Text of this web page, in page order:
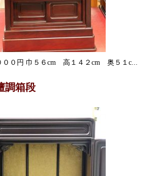
００円 巾５６cm 高１４２cm 奥５１c...
調箱段